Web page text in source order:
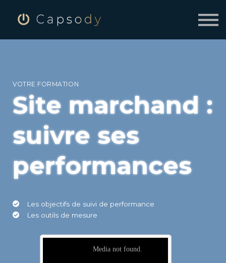
VOTRE FORMATION
Site marchand :
suivre ses
performances
Les objectifs de suivi de performance
Les outils de mesure